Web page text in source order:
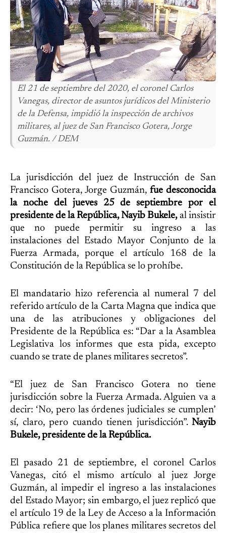
El 21 de septiembre del 2020, el coronel Carlos
Vanegas, director de asuntos jurídicos del Ministerio
de la Defensa, impidió la inspección de archivos
militares, al juez de San Francisco Gotera, Jorge
Guzmán. / DEM
La jurisdicción del juez de Instrucción de San
Francisco Gotera, Jorge Guzmán, fue desconocida
la noche del jueves 25 de septiembre por el
presidente de la República, Nayib Bukele, al insistir
que no puede permitir su ingreso a las
instalaciones del Estado Mayor Conjunto de la
Fuerza Armada, porque el artículo 168 de la
Constitución de la República se lo prohíbe.
El mandatario hizo referencia al numeral 7 del
referido artículo de la Carta Magna que indica que
una de las atribuciones y obligaciones del
Presidente de la República es: “Dar a la Asamblea
Legislativa los informes que esta pida, excepto
cuando se trate de planes militares secretos”.
“El juez de San Francisco Gotera no tiene
jurisdicción sobre la Fuerza Armada. Alguien va a
decir: ‘No, pero las órdenes judiciales se cumplen’
sí, claro, pero cuando tienen jurisdicción”. Nayib
Bukele, presidente de la República.
El pasado 21 de septiembre, el coronel Carlos
Vanegas, citó el mismo artículo al juez Jorge
Guzmán, al impedir el ingreso a las instalaciones
del Estado Mayor; sin embargo, el juez replicó que
el artículo 19 de la Ley de Acceso a la Información
Pública refiere que los planes militares secretos del